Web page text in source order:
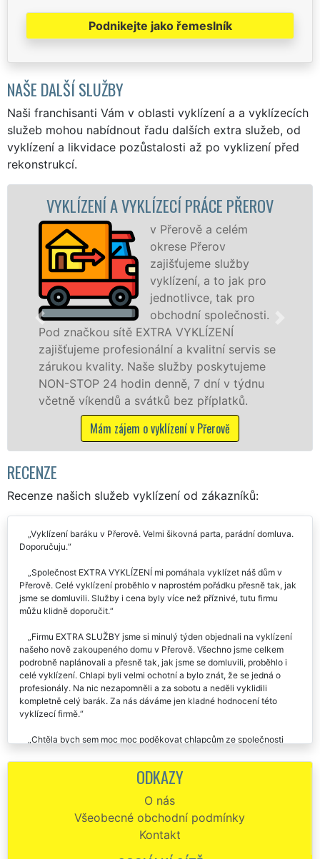
Podnikejte jako řemeslník
NAŠE DALŠÍ SLUŽBY
Naši franchisanti Vám v oblasti vyklízení a a vyklízecích
služeb mohou nabídnout řadu dalších extra služeb, od
vyklízení a likvidace pozůstalosti až po vyklizení před
rekonstrukcí.
PRÁCE PŘEROV
v Přerově a celém
okrese Přerov
zajišťujeme služby
vyklízení, a to jak pro
jednotlivce, tak pro
obchodní společnosti.
VYKLÍZENÍ
a kvalitní servis se
služby poskytujeme
denně, 7 dní v týdnu
bez příplatků.
o vyklízení v Přerově
VYKLÍZECÍ
v Přerově a okolí.
jak fyzickým, tak
zárukou kvalitně
STOP bez dalších
RECENZE
Recenze našich služeb vyklízení od zákazníků:
Vyklízení baráku v Přerově. Velmi šikovná parta, parádní domluva.
Doporučuju.
Společnost EXTRA VYKLÍZENÍ mi pomáhala vyklízet náš dům v
Přerově. Celé vyklízení proběhlo v naprostém pořádku přesně tak, jak
jsme se domluvili. Služby i cena byly více než příznivé, tutu firmu
můžu klidně doporučit.
Firmu EXTRA SLUŽBY jsme si minulý týden objednali na vyklízení
našeho nově zakoupeného domu v Přerově. Všechno jsme celkem
podrobně naplánovali a přesně tak, jak jsme se domluvili, proběhlo i
celé vyklízení. Chlapi byli velmi ochotní a bylo znát, že se jedná o
profesionály. Na nic nezapomněli a za sobotu a neděli vyklidili
kompletně celý barák. Za nás dáváme jen kladné hodnocení této
vyklízecí firmě.
Chtěla bych sem moc moc poděkovat chlapcům ze společnosti
veškerého harampádí z našeho domu v Přerově. Jsou to velmi šikovný
a pracovitý kluci. Za mě doporučuji.
Od této společnosti jsme si objednali vyklízení domu v Přerově.
Rychlá a velmi kvalitní práce, doporučujeme.
Dobrý den. Chtěl by jsem touto cestou poděkovat za Vaši pomoc při
vyklízení mého domu v Přerově. Moc se mi líbilo, že jste odvezli a
ODKAZY
O nás
Všeobecné obchodní podmínky
Kontakt